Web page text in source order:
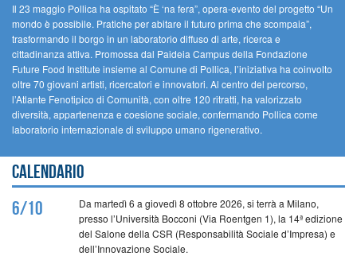
Il 23 maggio Pollica ha ospitato “È ‘na fera”, opera-evento del progetto “Un
mondo è possibile. Pratiche per abitare il futuro prima che scompaia”,
trasformando il borgo in un laboratorio diffuso di arte, ricerca e
cittadinanza attiva. Promossa dal Paideia Campus della Fondazione
Future Food Institute insieme al Comune di Pollica, l’iniziativa ha coinvolto
oltre 70 giovani artisti, ricercatori e innovatori. Al centro del percorso,
l’Atlante Fenotipico di Comunità, con oltre 120 ritratti, ha valorizzato
diversità, appartenenza e coesione sociale, confermando Pollica come
laboratorio internazionale di sviluppo umano rigenerativo.
Calendario
6/10
Da martedì 6 a giovedì 8 ottobre 2026, si terrà a Milano,
presso l’Università Bocconi (Via Roentgen 1), la 14ª edizione
del Salone della CSR (Responsabilità Sociale d’Impresa) e
dell’Innovazione Sociale.